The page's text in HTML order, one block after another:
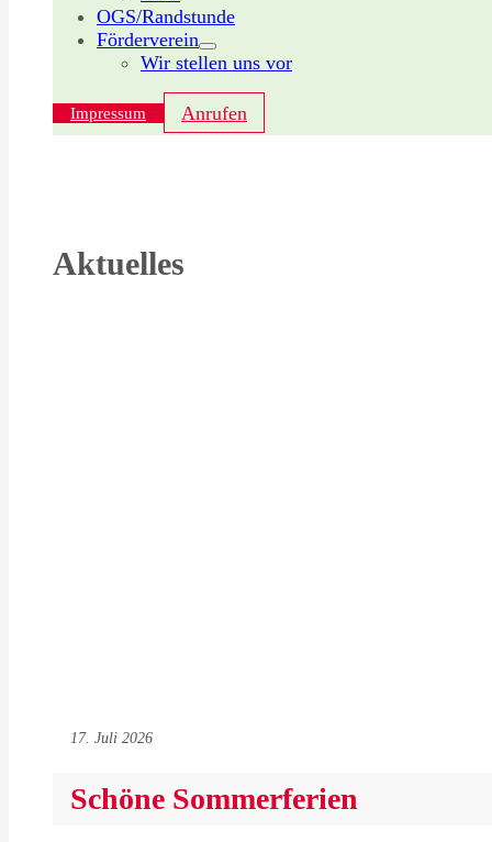
OGS/Randstunde
Förderverein
Wir stellen uns vor
Impressum Anrufen
Aktuelles
17. Juli 2026
Schöne Sommerferien